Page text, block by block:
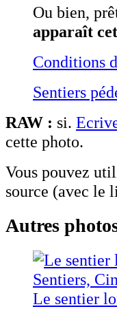
Ou bien,
apparaît
Conditions
Sentiers
RAW : si.
cette photo.
Vous pouvez
source (avec le
Autres
Le sentier